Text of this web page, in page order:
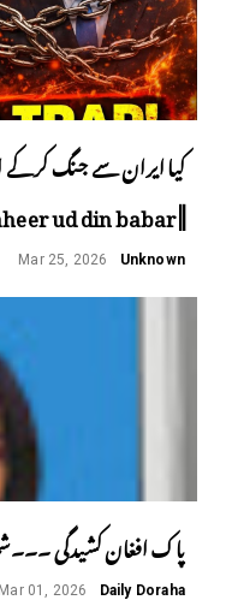
کیا ایران سے جنگ کرکے
||Zaheer ud din babar
Unknown
Mar 25, 2026
پاک افغان کشیدگی
Daily Doraha
Mar 01, 2026